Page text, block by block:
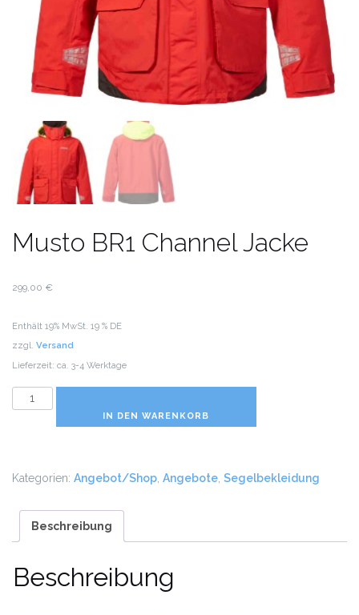
Musto BR1 Channel Jacke
299,00 €
Enthält 19% MwSt. 19 % DE
zzgl. Versand
Lieferzeit: ca. 3-4 Werktage
Musto
Menge
IN DEN WARENKORB
Kategorien: Angebot/Shop, Angebote, Segelbekleidung
Beschreibung
Beschreibung